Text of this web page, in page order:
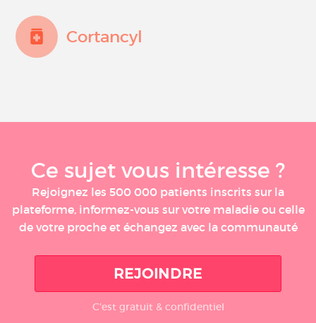
Cortancyl
Ce sujet vous intéresse ?
Rejoignez les 500 000 patients inscrits sur la
plateforme, informez-vous sur votre maladie ou celle
de votre proche et échangez avec la communauté
REJOINDRE
C'est gratuit & confidentiel